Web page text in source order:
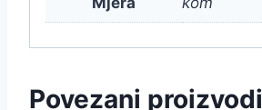
Povezani proizvodi